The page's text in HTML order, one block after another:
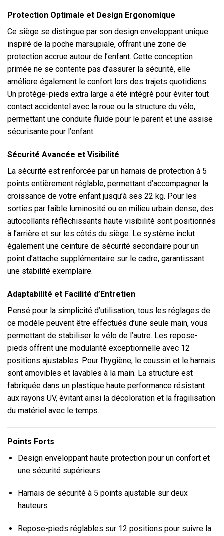
Protection Optimale et Design Ergonomique
Ce siège se distingue par son design enveloppant unique
inspiré de la poche marsupiale, offrant une zone de
protection accrue autour de l’enfant. Cette conception
primée ne se contente pas d’assurer la sécurité, elle
améliore également le confort lors des trajets quotidiens.
Un protège-pieds extra large a été intégré pour éviter tout
contact accidentel avec la roue ou la structure du vélo,
permettant une conduite fluide pour le parent et une assise
sécurisante pour l’enfant.
Sécurité Avancée et Visibilité
La sécurité est renforcée par un harnais de protection à 5
points entièrement réglable, permettant d’accompagner la
croissance de votre enfant jusqu’à ses 22 kg. Pour les
sorties par faible luminosité ou en milieu urbain dense, des
autocollants réfléchissants haute visibilité sont positionnés
à l’arrière et sur les côtés du siège. Le système inclut
également une ceinture de sécurité secondaire pour un
point d’attache supplémentaire sur le cadre, garantissant
une stabilité exemplaire.
Adaptabilité et Facilité d’Entretien
Pensé pour la simplicité d’utilisation, tous les réglages de
ce modèle peuvent être effectués d’une seule main, vous
permettant de stabiliser le vélo de l’autre. Les repose-
pieds offrent une modularité exceptionnelle avec 12
positions ajustables. Pour l’hygiène, le coussin et le harnais
sont amovibles et lavables à la main. La structure est
fabriquée dans un plastique haute performance résistant
aux rayons UV, évitant ainsi la décoloration et la fragilisation
du matériel avec le temps.
Points Forts
Design enveloppant haute protection pour un confort et
une sécurité supérieurs
Harnais de sécurité à 5 points ajustable sur deux
hauteurs
Repose-pieds réglables sur 12 positions pour suivre la